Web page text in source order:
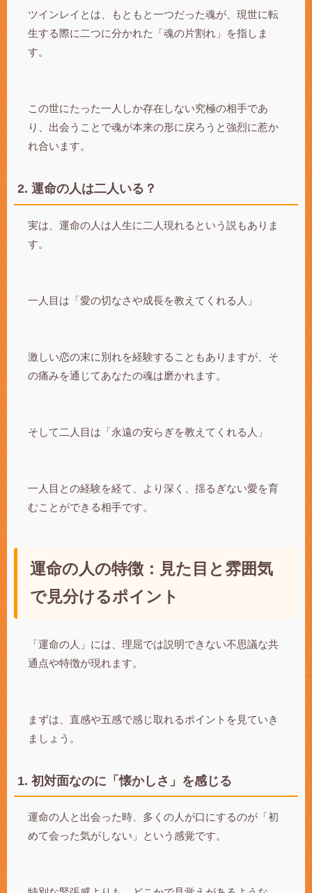
ツインレイとは、もともと一つだった魂が、現世に転
生する際に二つに分かれた「魂の片割れ」を指しま
す。
この世にたった一人しか存在しない究極の相手であ
り、出会うことで魂が本来の形に戻ろうと強烈に惹か
れ合います。
2. 運命の人は二人いる？
実は、運命の人は人生に二人現れるという説もありま
す。
一人目は「愛の切なさや成長を教えてくれる人」
激しい恋の末に別れを経験することもありますが、そ
の痛みを通じてあなたの魂は磨かれます。
そして二人目は「永遠の安らぎを教えてくれる人」
一人目との経験を経て、より深く、揺るぎない愛を育
むことができる相手です。
運命の人の特徴：見た目と雰囲気
で見分けるポイント
「運命の人」には、理屈では説明できない不思議な共
通点や特徴が現れます。
まずは、直感や五感で感じ取れるポイントを見ていき
ましょう。
1. 初対面なのに「懐かしさ」を感じる
運命の人と出会った時、多くの人が口にするのが「初
めて会った気がしない」という感覚です。